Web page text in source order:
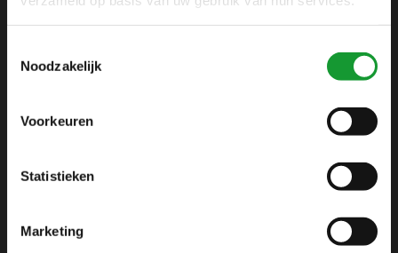
Noodzakelijk
Voorkeuren
Statistieken
Marketing